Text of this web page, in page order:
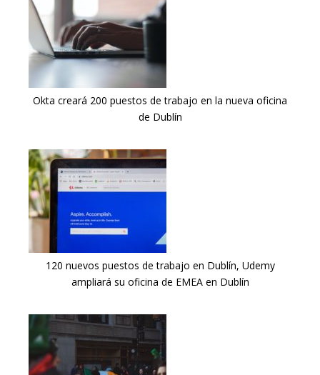
Okta creará 200 puestos de trabajo en la nueva oficina
de Dublín
120 nuevos puestos de trabajo en Dublín, Udemy
ampliará su oficina de EMEA en Dublín